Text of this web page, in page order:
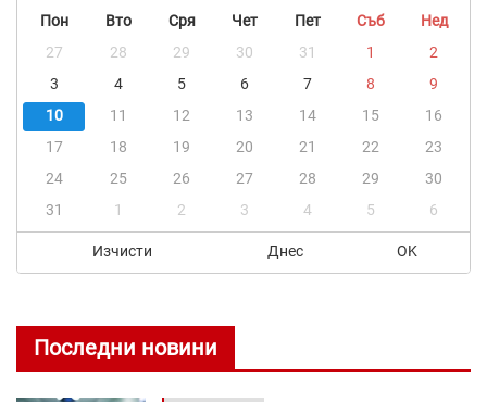
Пон
Вто Сря Чет Пет Съб
Нед
27
28 29 30 31 1
2
3
4 5 6 7 8
9
10
11 12 13 14 15
16
17
18 19 20 21 22
23
24
25 26 27 28 29
30
31
1 2 3 4 5 6
Изчисти Днес OK
Последни новини